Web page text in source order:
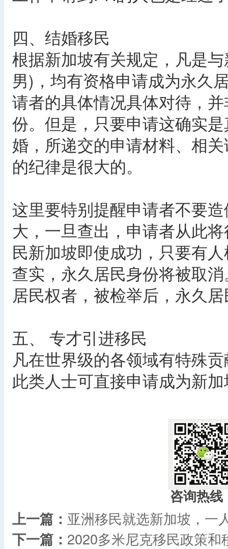
四、结婚移民
根据新加坡有关规定，凡是
男)，均有资格申请成为永久
请者的具体情况具体对待，
份。但是，只要申请这确实
婚，所递交的申请材料、相
的纪律是很大的。
这里要特别提醒申请者不要
大，一旦查出，申请者从此
民新加坡即使成功，只要有
查实，永久居民身份将被取
居民权者，被检举后，永久
五、 专才引进移民
凡在世界级的各领域有特殊
此类人士可直接申请成为新
咨询热线
上一篇： 亚洲移民就选新加坡，一
下一篇： 2020多米尼克移民政策和